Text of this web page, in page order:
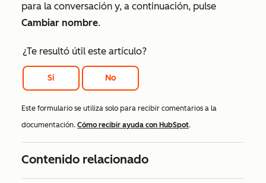
para la conversación y, a continuación, pulse
Cambiar nombre.
¿Te resultó útil este artículo?
Si No
Este formulario se utiliza solo para recibir comentarios a la
documentación. Cómo recibir ayuda con HubSpot.
Contenido relacionado